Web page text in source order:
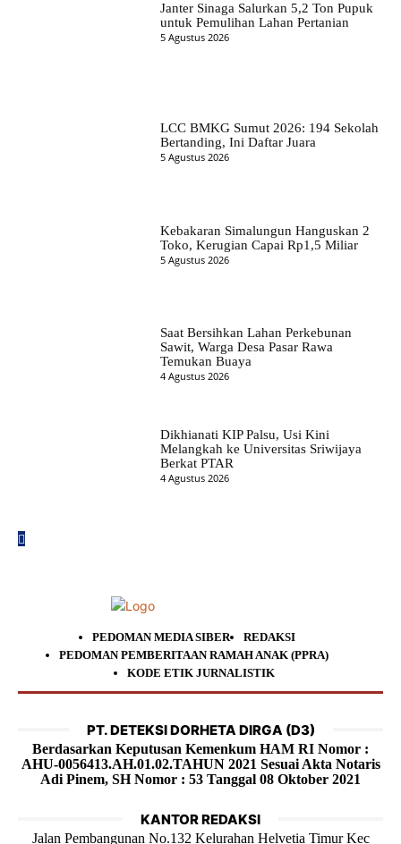
Janter Sinaga Salurkan 5,2 Ton Pupuk
untuk Pemulihan Lahan Pertanian
5 Agustus 2026
LCC BMKG Sumut 2026: 194 Sekolah
Bertanding, Ini Daftar Juara
5 Agustus 2026
Kebakaran Simalungun Hanguskan 2
Toko, Kerugian Capai Rp1,5 Miliar
5 Agustus 2026
Saat Bersihkan Lahan Perkebunan
Sawit, Warga Desa Pasar Rawa
Temukan Buaya
4 Agustus 2026
Dikhianati KIP Palsu, Usi Kini
Melangkah ke Universitas Sriwijaya
Berkat PTAR
4 Agustus 2026
PEDOMAN MEDIA SIBER
REDAKSI
PEDOMAN PEMBERITAAN RAMAH ANAK (PPRA)
KODE ETIK JURNALISTIK
PT. DETEKSI DORHETA DIRGA (D3)
Berdasarkan Keputusan Kemenkum HAM RI Nomor :
AHU-0056413.AH.01.02.TAHUN 2021 Sesuai Akta Notaris
Adi Pinem, SH Nomor : 53 Tanggal 08 Oktober 2021
KANTOR REDAKSI
Jalan Pembangunan No.132 Kelurahan Helvetia Timur Kec